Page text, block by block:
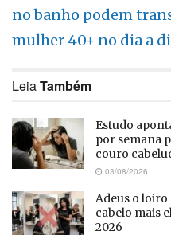
no banho podem
mulher 40+ no dia a
LeiaTambém
Estudo
por semana
couro
03/08/2026
Adeus o loiro
cabelo mais
2026